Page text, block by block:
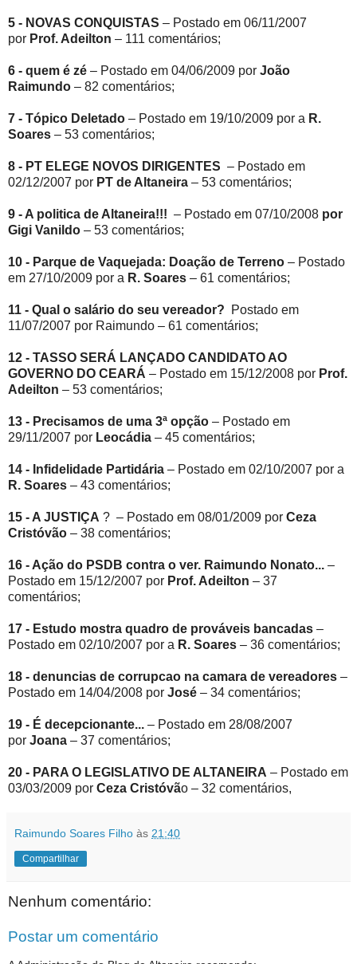
5 - NOVAS CONQUISTAS – Postado em 06/11/2007
por Prof. Adeilton – 111 comentários;
6 - quem é zé – Postado em 04/06/2009 por João
Raimundo – 82 comentários;
7 - Tópico Deletado – Postado em 19/10/2009 por a R.
Soares – 53 comentários;
8 - PT ELEGE NOVOS DIRIGENTES – Postado em
02/12/2007 por PT de Altaneira – 53 comentários;
9 - A politica de Altaneira!!! – Postado em 07/10/2008 por
Gigi Vanildo – 53 comentários;
10 - Parque de Vaquejada: Doação de Terreno – Postado
em 27/10/2009 por a R. Soares – 61 comentários;
11 - Qual o salário do seu vereador? Postado em
11/07/2007 por Raimundo – 61 comentários;
12 - TASSO SERÁ LANÇADO CANDIDATO AO
GOVERNO DO CEARÁ – Postado em 15/12/2008 por Prof.
Adeilton – 53 comentários;
13 - Precisamos de uma 3ª opção – Postado em
29/11/2007 por Leocádia – 45 comentários;
14 - Infidelidade Partidária – Postado em 02/10/2007 por a
R. Soares – 43 comentários;
15 - A JUSTIÇA ? – Postado em 08/01/2009 por Ceza
Cristóvão – 38 comentários;
16 - Ação do PSDB contra o ver. Raimundo Nonato... –
Postado em 15/12/2007 por Prof. Adeilton – 37
comentários;
17 - Estudo mostra quadro de prováveis bancadas –
Postado em 02/10/2007 por a R. Soares – 36 comentários;
18 - denuncias de corrupcao na camara de vereadores –
Postado em 14/04/2008 por José – 34 comentários;
19 - É decepcionante... – Postado em 28/08/2007
por Joana – 37 comentários;
20 - PARA O LEGISLATIVO DE ALTANEIRA – Postado em
03/03/2009 por Ceza Cristóvão – 32 comentários,
Raimundo Soares Filho às 21:40
Compartilhar
Nenhum comentário:
Postar um comentário